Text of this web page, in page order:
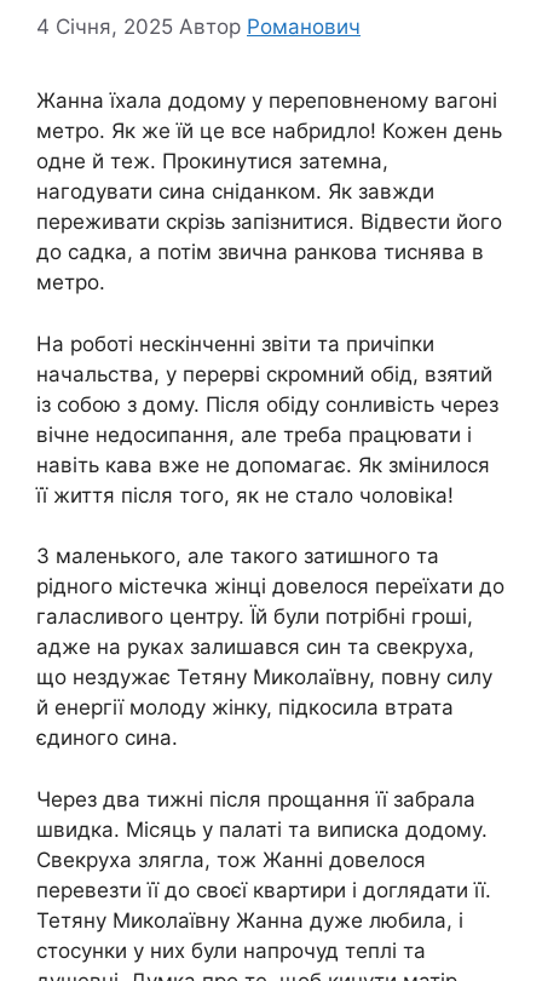
4 Січня, 2025 Автор Романович
Жанна їхала додому у переповненому вагоні
метро. Як же їй це все набридло! Кожен день
одне й теж. Прокинутися затемна,
нагодувати сина сніданком. Як завжди
переживати скрізь запізнитися. Відвести його
до садка, а потім звична ранкова тиснява в
метро.
На роботі нескінченні звіти та причіпки
начальства, у перерві скромний обід, взятий
із собою з дому. Після обіду сонливість через
вічне недосипання, але треба працювати і
навіть кава вже не допомагає. Як змінилося
її життя після того, як не стало чоловіка!
З маленького, але такого затишного та
рідного містечка жінці довелося переїхати до
галасливого центру. Їй були потрібні гроші,
адже на руках залишався син та свекруха,
що нездужає Тетяну Миколаївну, повну силу
й енергії молоду жінку, підкосила втрата
єдиного сина.
Через два тижні після прощання її забрала
швидка. Місяць у палаті та виписка додому.
Свекруха злягла, тож Жанні довелося
перевезти її до своєї квартири і доглядати її.
Тетяну Миколаївну Жанна дуже любила, і
стосунки у них були напрочуд теплі та